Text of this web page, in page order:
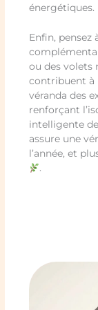
énergétiques.
Enfin, pensez
ou des volets
contribuent à
véranda des
renforçant
intelligente
assure une
l’année, et
.